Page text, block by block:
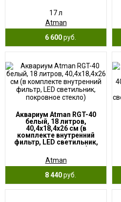
17 л
Atman
6 600руб.
Аквариум Atman RGT-40
белый, 18 литров,
40,4х18,4х26 см (в
комплекте внутренний
фильтр, LED светильник,
покровное стекло)
Atman
8 440руб.